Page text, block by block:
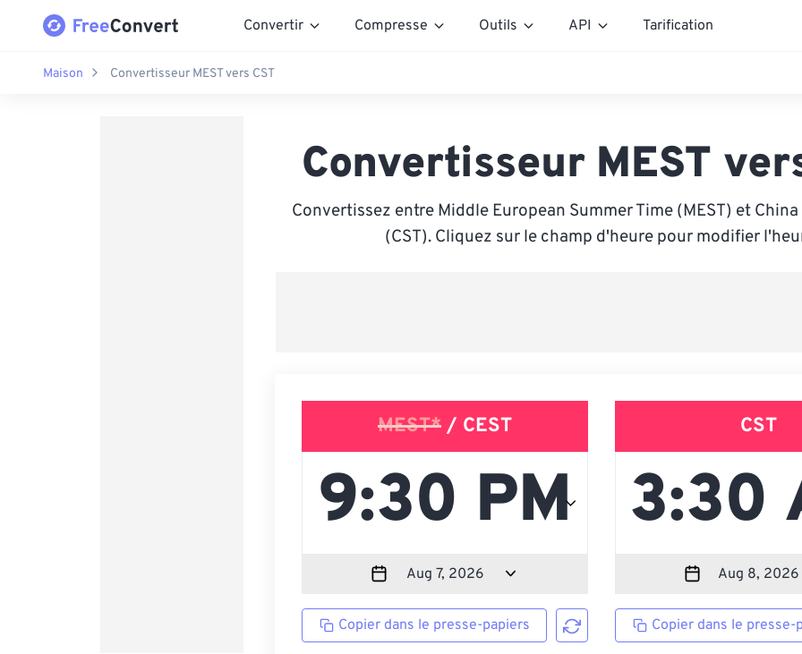
Convertir Compresse Outils API Tarification
Maison Convertisseur MEST vers CST
Convertisseur MEST
Convertissez entre Middle European Summer Time (MEST) et
(CST). Cliquez sur le champ d'heure pour modifier
MEST* / CEST
Copier dans le presse-papiers
CST
Copier dans le presse-